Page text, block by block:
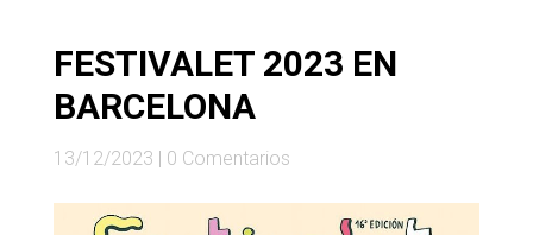
FESTIVALET 2023 EN
BARCELONA
13/12/2023 0 Comentarios